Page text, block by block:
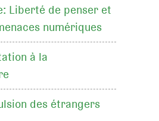
Liberté de penser et
numériques
à la
des étrangers